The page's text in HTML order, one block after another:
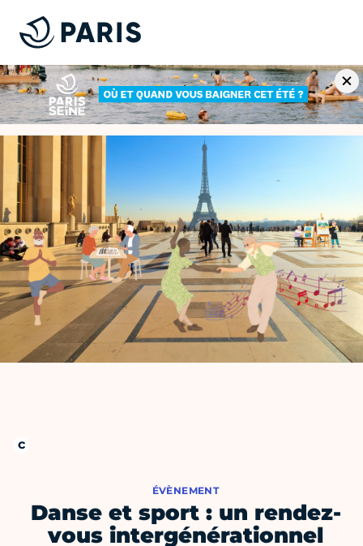
ÉVÈNEMENT
Danse et sport : un rendez-
vous intergénérationnel